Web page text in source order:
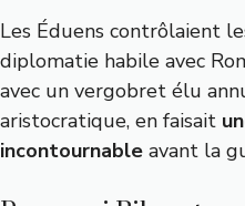
Les Éduens contrôlaient
diplomatie habile avec
avec un vergobret élu
aristocratique, en faisait
incontournable avant la